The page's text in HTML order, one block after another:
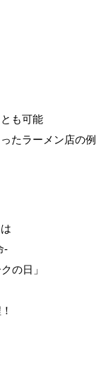
も可能
たラーメン店の例
-
の日」